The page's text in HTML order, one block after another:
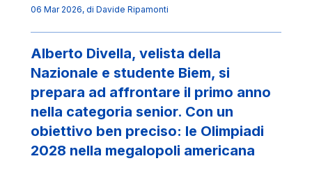
06 Mar 2026, di Davide Ripamonti
Alberto Divella, velista della
Nazionale e studente Biem, si
prepara ad affrontare il primo anno
nella categoria senior. Con un
obiettivo ben preciso: le Olimpiadi
2028 nella megalopoli americana